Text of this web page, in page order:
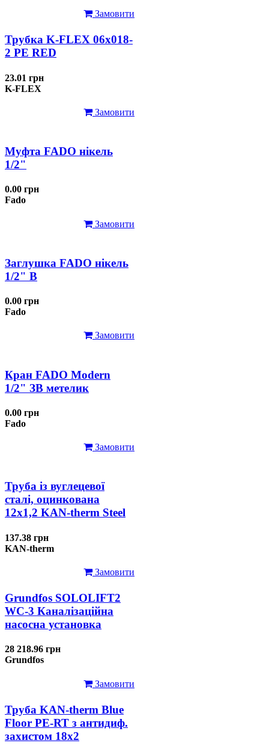
Замовити
Трубка K-FLEX 06x018-
2 РЕ RED
23.01 грн
K-FLEX
Замовити
Муфта FADO нікель
1/2"
0.00 грн
Fado
Замовити
Заглушка FADO нікель
1/2" В
0.00 грн
Fado
Замовити
Кран FADO Modern
1/2" ЗВ метелик
0.00 грн
Fado
Замовити
Труба із вуглецевої
сталі, оцинкована
12x1,2 KAN-therm Steel
137.38 грн
KAN-therm
Замовити
Grundfos SOLOLIFT2
WC-3 Каналізаційна
насосна установка
28 218.96 грн
Grundfos
Замовити
Труба KAN-therm Blue
Floor PE-RT з антидиф.
захистом 18х2